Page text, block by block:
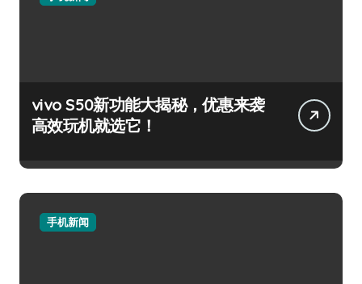
vivo S50新功能大揭秘，优惠来袭
高效玩机就选它！
手机新闻